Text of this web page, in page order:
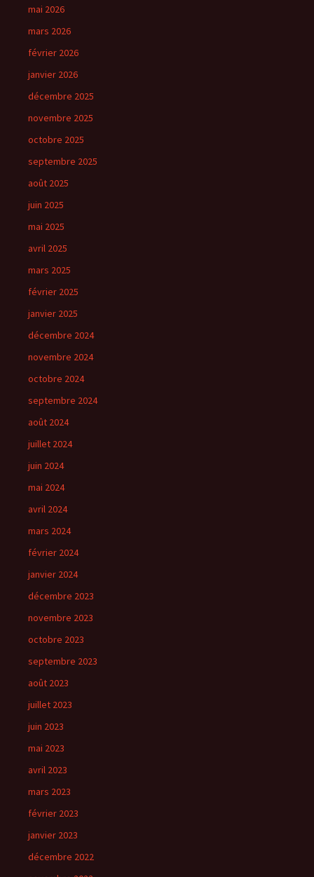
mai 2026
mars 2026
février 2026
janvier 2026
décembre 2025
novembre 2025
octobre 2025
septembre 2025
août 2025
juin 2025
mai 2025
avril 2025
mars 2025
février 2025
janvier 2025
décembre 2024
novembre 2024
octobre 2024
septembre 2024
août 2024
juillet 2024
juin 2024
mai 2024
avril 2024
mars 2024
février 2024
janvier 2024
décembre 2023
novembre 2023
octobre 2023
septembre 2023
août 2023
juillet 2023
juin 2023
mai 2023
avril 2023
mars 2023
février 2023
janvier 2023
décembre 2022